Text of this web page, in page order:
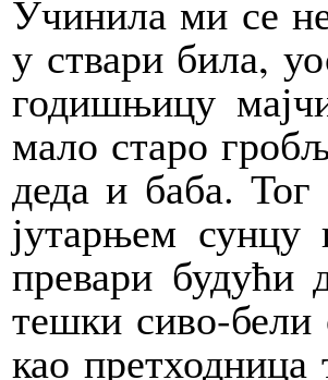
Учинила ми се
у ствари била,
годишњицу
мало старо
деда и баба. Тог
јутарњем сунцу
превари будући
тешки сиво-бели
као